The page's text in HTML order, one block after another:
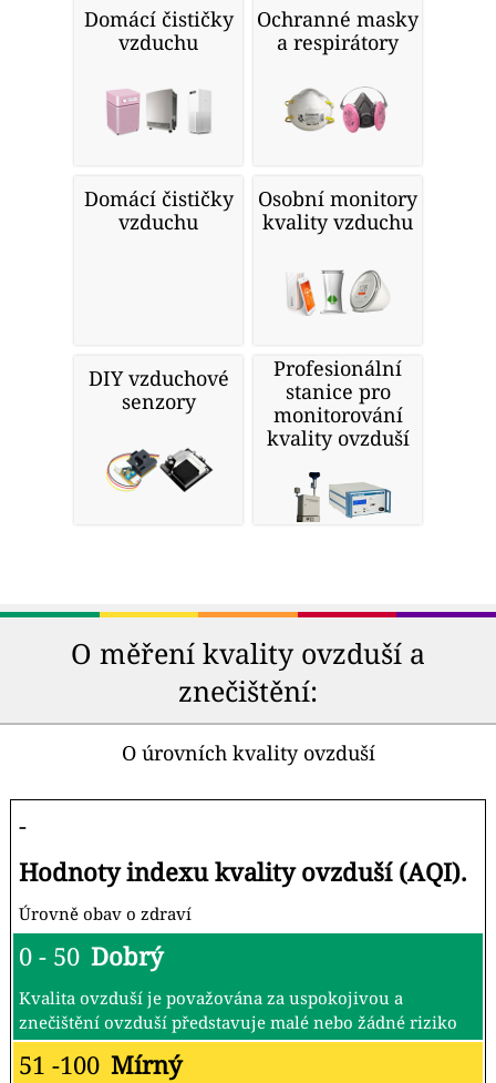
Domácí čističky
vzduchu
Ochranné masky
a respirátory
Domácí čističky
vzduchu
Osobní monitory
kvality vzduchu
DIY vzduchové
senzory
Profesionální
stanice pro
monitorování
kvality ovzduší
O měření kvality ovzduší a
znečištění:
O úrovních kvality ovzduší
-
Hodnoty indexu kvality ovzduší (AQI).
Úrovně obav o zdraví
0 - 50 Dobrý
Kvalita ovzduší je považována za uspokojivou a
znečištění ovzduší představuje malé nebo žádné riziko
51 -100 Mírný